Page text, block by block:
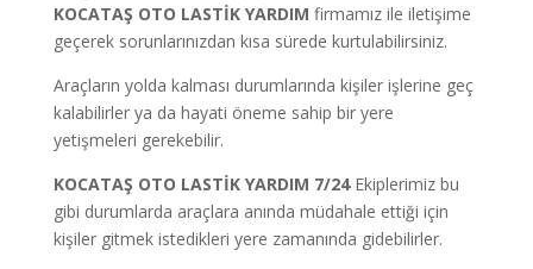
KOCATAŞ OTO LASTİK YARDIM firmamız ile iletişime
geçerek sorunlarınızdan kısa sürede kurtulabilirsiniz.
Araçların yolda kalması durumlarında kişiler işlerine geç
kalabilirler ya da hayati öneme sahip bir yere
yetişmeleri gerekebilir.
KOCATAŞ OTO LASTİK YARDIM 7/24 Ekiplerimiz bu
gibi durumlarda araçlara anında müdahale ettiği için
kişiler gitmek istedikleri yere zamanında gidebilirler.